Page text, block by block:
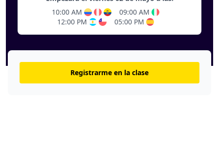
10:00 AM
09:00 AM
12:00 PM
05:00 PM
Registrarme en la clase